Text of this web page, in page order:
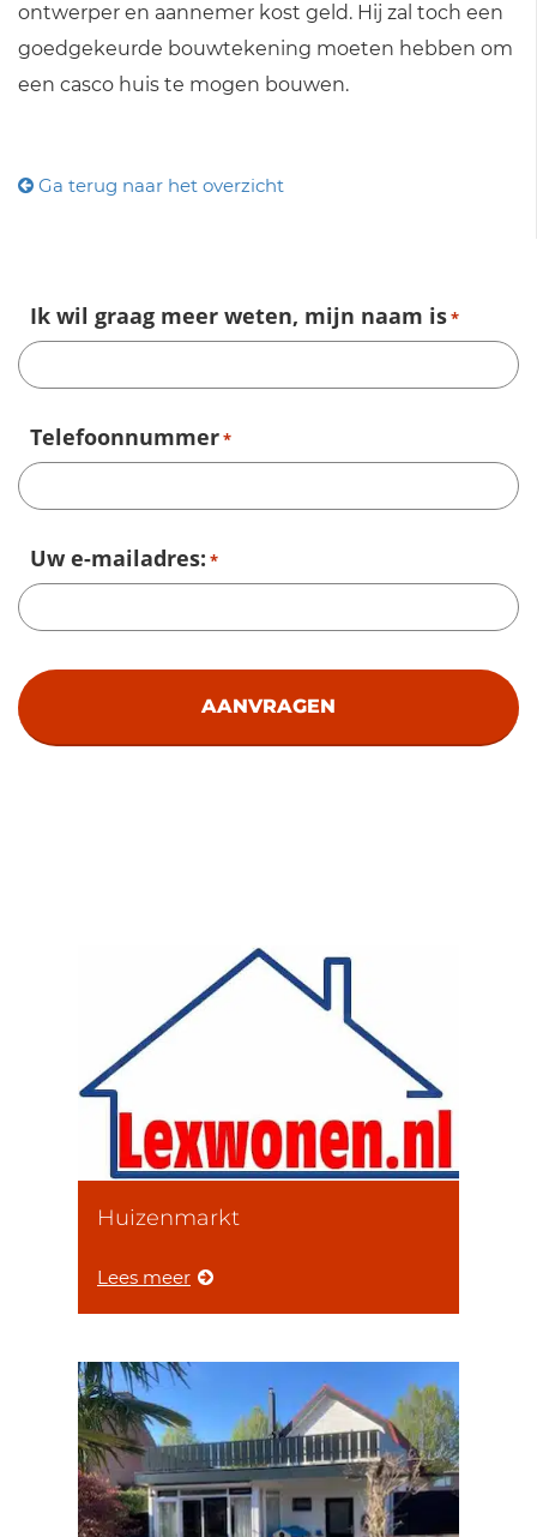
ontwerper en aannemer kost geld. Hij zal toch een
goedgekeurde bouwtekening moeten hebben om
een casco huis te mogen bouwen.
Ga terug naar het overzicht
Ik wil graag meer weten, mijn naam is*
Telefoonnummer*
Uw e-mailadres: *
Huizenmarkt
Lees meer